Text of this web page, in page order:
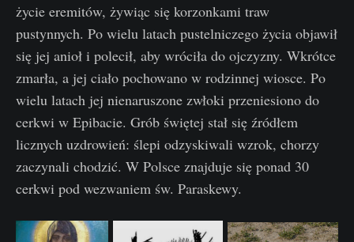
życie eremitów, żywiąc się korzonkami traw
pustynnych. Po wielu latach pustelniczego życia objawił
się jej anioł i polecił, aby wróciła do ojczyzny. Wkrótce
zmarła, a jej ciało pochowano w rodzinnej wiosce. Po
wielu latach jej nienaruszone zwłoki przeniesiono do
cerkwi w Epibacie. Grób świętej stał się źródłem
licznych uzdrowień: ślepi odzyskiwali wzrok, chorzy
zaczynali chodzić. W Polsce znajduje się ponad 30
cerkwi pod wezwaniem św. Paraskewy.